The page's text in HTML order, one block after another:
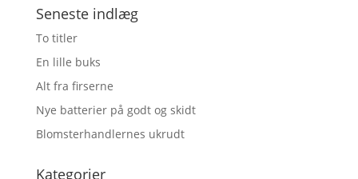
Seneste indlæg
To titler
En lille buks
Alt fra firserne
Nye batterier på godt og skidt
Blomsterhandlernes ukrudt
Kategorier